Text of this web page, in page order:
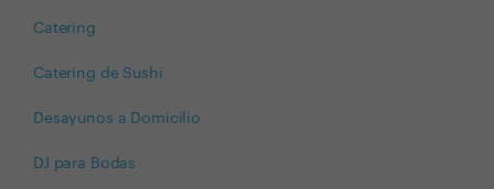
Catering
Catering de Sushi
Desayunos a Domicilio
DJ para Bodas